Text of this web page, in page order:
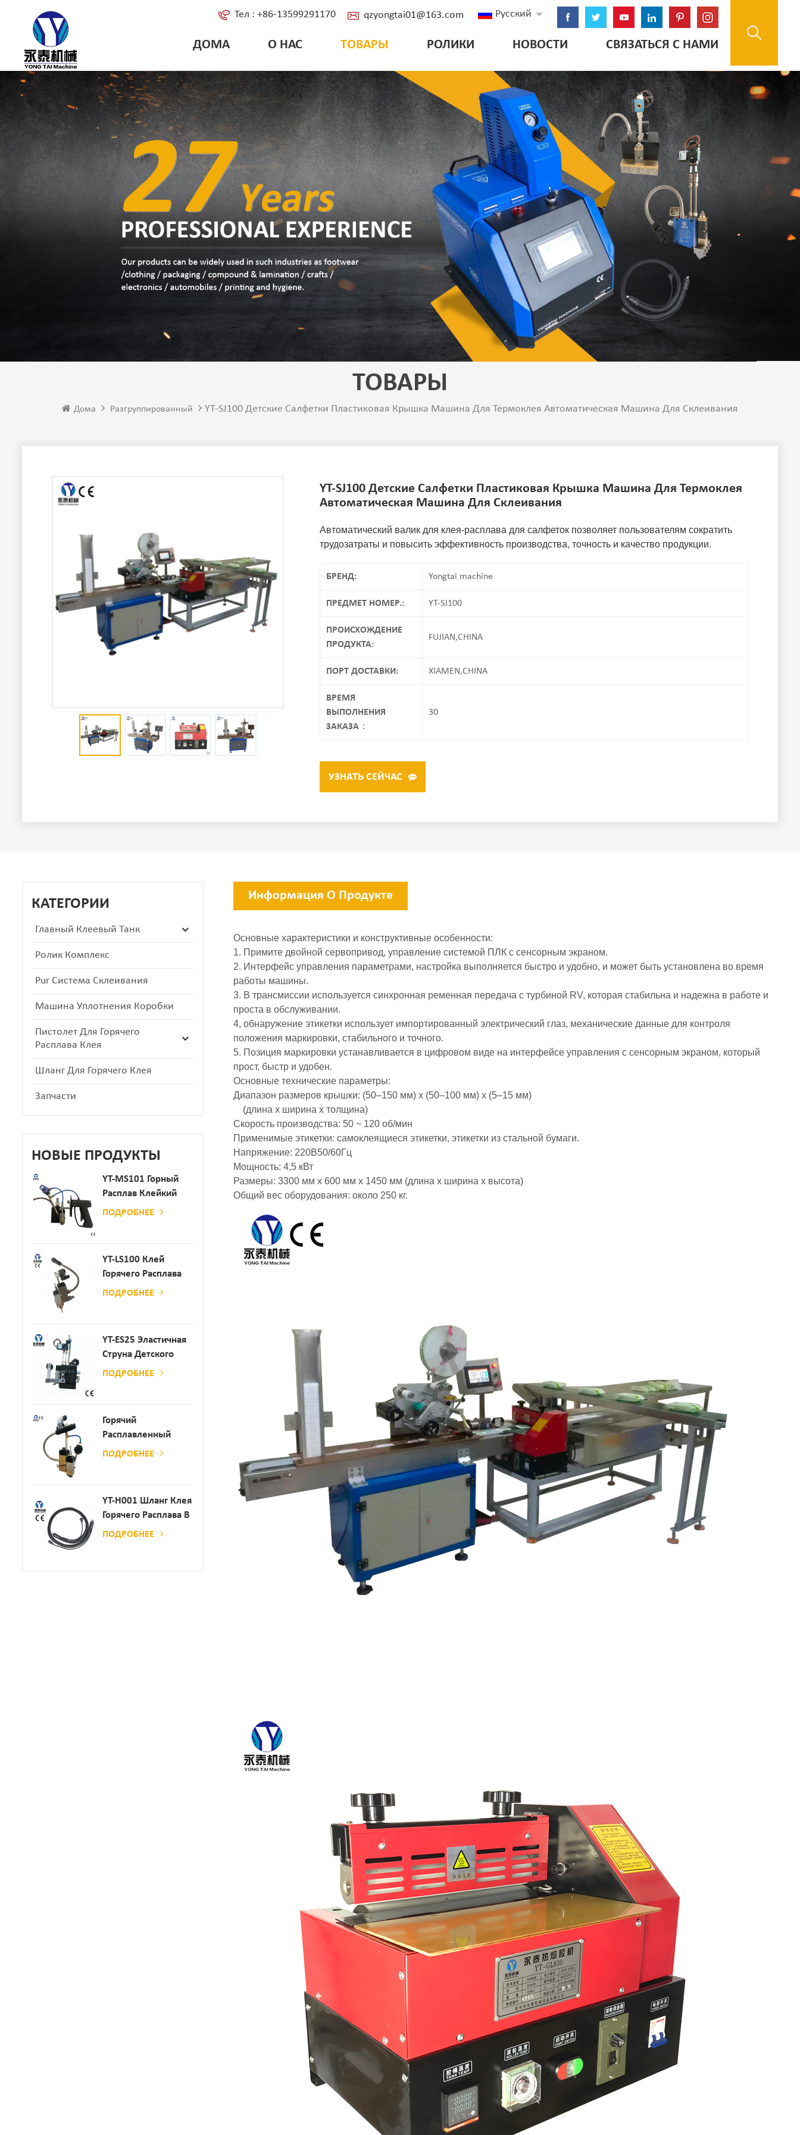
Русский
Тел : +86-13599291170 qzyongtai01@163.com
ДОМА О НАС ТОВАРЫ РОЛИКИ НОВОСТИ СВЯЗАТЬСЯ С НАМИ
ТОВАРЫ
Дома Разгруппированный YT-SJ100 Детские Салфетки Пластиковая Крышка Машина Для Термоклея Автоматическая Машина Для Склеивания
YT-SJ100 Детские Салфетки Пластиковая Крышка Машина Для Термоклея
Автоматическая Машина Для Склеивания
Автоматический валик для клея-расплава для салфеток позволяет пользователям сократить
трудозатраты и повысить эффективность производства, точность и качество продукции.
БРЕНД: Yongtai machine
ПРЕДМЕТ НОМЕР.: YT-SJ100
ПРОИСХОЖДЕНИЕ
ПРОДУКТА:
FUJIAN,CHINA
ПОРТ ДОСТАВКИ: XIAMEN,CHINA
ВРЕМЯ
ВЫПОЛНЕНИЯ
ЗАКАЗА：
30
УЗНАТЬ СЕЙЧАС
КАТЕГОРИИ
Главный Клеевый Танк
Ролик Комплекс
Pur Система Склеивания
Машина Уплотнения Коробки
Пистолет Для Горячего
Расплава Клея
Шланг Для Горячего Клея
Запчасти
НОВЫЕ ПРОДУКТЫ
YT-MS101 Горный
Расплав Клейкий
Распылительный
ПОДРОБНЕЕ
YT-LS100 Клей
Горячего Расплава
Клея
ПОДРОБНЕЕ
YT-ES25 Эластичная
Струна Детского
Пеленки
ПОДРОБНЕЕ
Горячий
Расплавленный
Клей
ПОДРОБНЕЕ
YT-H001 Шланг Клея
Горячего Расплава В
Сочетании С
ПОДРОБНЕЕ
Информация О Продукте
Основные характеристики и конструктивные особенности:
1. Примите двойной сервопривод, управление системой ПЛК с сенсорным экраном.
2. Интерфейс управления параметрами, настройка выполняется быстро и удобно, и может быть установлена ​​во время
работы машины.
3. В трансмиссии используется синхронная ременная передача с турбиной RV, которая стабильна и надежна в работе и
проста в обслуживании.
4, обнаружение этикетки использует импортированный электрический глаз, механические данные для контроля
положения маркировки, стабильного и точного.
5. Позиция маркировки устанавливается в цифровом виде на интерфейсе управления с сенсорным экраном, который
прост, быстр и удобен.
Основные технические параметры:
Диапазон размеров крышки: (50–150 мм) x (50–100 мм) x (5–15 мм)
(длина х ширина х толщина)
Скорость производства: 50 ~ 120 об/мин
Применимые этикетки: самоклеящиеся этикетки, этикетки из стальной бумаги.
Напряжение: 220В50/60Гц
Мощность: 4,5 кВт
Размеры: 3300 мм x 600 мм x 1450 мм (длина x ширина x высота)
Общий вес оборудования: около 250 кг.